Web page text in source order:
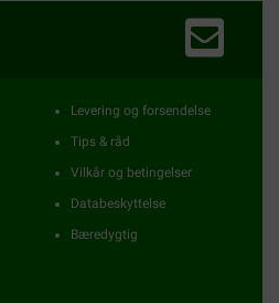
Levering og forsendelse
Tips & råd
Vilkår og betingelser
Databeskyttelse
Bæredygtig